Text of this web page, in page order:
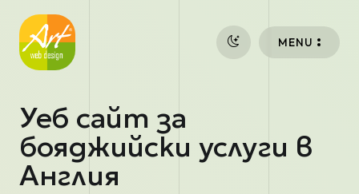
MENU
Уеб сайт за
бояджийски услуги в
Англия